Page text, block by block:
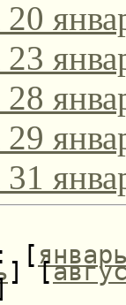
: [
] [